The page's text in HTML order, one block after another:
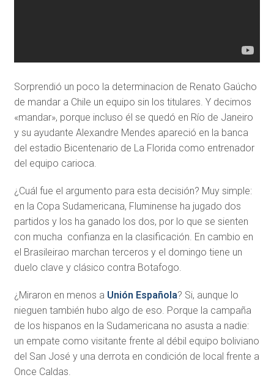
Sorprendió un poco la determinacion de Renato Gaúcho
de mandar a Chile un equipo sin los titulares. Y decimos
«mandar», porque incluso él se quedó en Río de Janeiro
y su ayudante Alexandre Mendes apareció en la banca
del estadio Bicentenario de La Florida como entrenador
del equipo carioca.
¿Cuál fue el argumento para esta decisión? Muy simple:
en la Copa Sudamericana, Fluminense ha jugado dos
partidos y los ha ganado los dos, por lo que se sienten
con mucha confianza en la clasificación. En cambio en
el Brasileirao marchan terceros y el domingo tiene un
duelo clave y clásico contra Botafogo.
¿Miraron en menos a Unión Española? Si, aunque lo
nieguen también hubo algo de eso. Porque la campaña
de los hispanos en la Sudamericana no asusta a nadie:
un empate como visitante frente al débil equipo boliviano
del San José y una derrota en condición de local frente a
Once Caldas.